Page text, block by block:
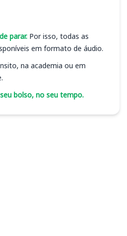
parar. Por isso, todas as
em formato de áudio.
na academia ou em
bolso, no seu tempo.